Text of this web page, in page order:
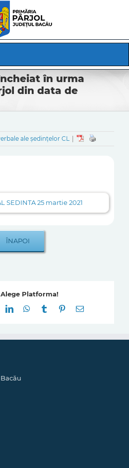
în urma
din data de
ale ședințelor CL
SEDINTA 25 martie 2021
Alege Platforma!
LinkedInWhatsApp
Tumblr Pinterest
E-